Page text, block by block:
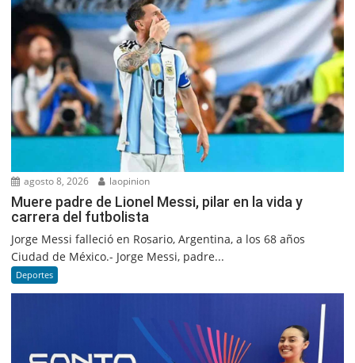
agosto 8, 2026 laopinion
Muere padre de Lionel Messi, pilar en la vida y
carrera del futbolista
Jorge Messi falleció en Rosario, Argentina, a los 68 años
Ciudad de México.- Jorge Messi, padre...
Deportes